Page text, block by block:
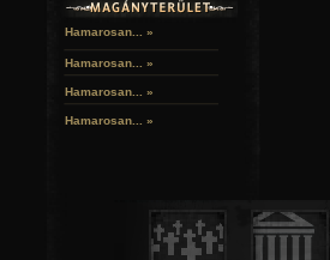
Hamarosan... »
Hamarosan... »
Hamarosan... »
Hamarosan... »